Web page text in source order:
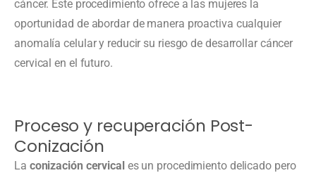
cáncer. Este procedimiento ofrece a las mujeres la
oportunidad de abordar de manera proactiva cualquier
anomalía celular y reducir su riesgo de desarrollar cáncer
cervical en el futuro.
Proceso y recuperación Post-
Conización
La conización cervicales un procedimiento delicado pero